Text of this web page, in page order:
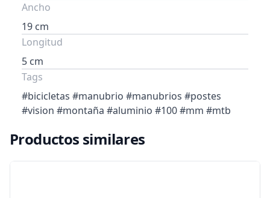
Ancho
19 cm
Longitud
5 cm
Tags
#bicicletas #manubrio #manubrios #postes
#vision #montaña #aluminio #100 #mm #mtb
Productos similares